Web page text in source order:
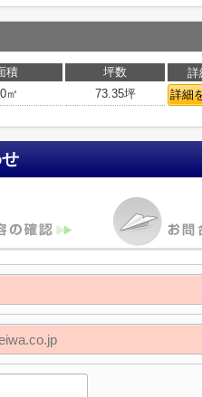
積 坪数 詳
㎡ 73.35坪 詳細